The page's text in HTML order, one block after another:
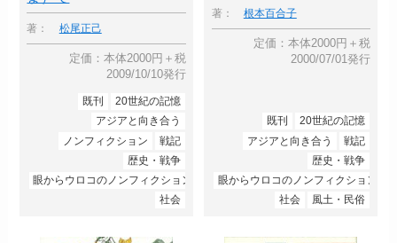
著： 松尾正己
定価：本体2000円＋税
2009/10/10発行
既刊
20世紀の記憶
アジアと向き合う
ノンフィクション
戦記
歴史・戦争
眼からウロコのノンフィクション
社会
著： 根本百合子
定価：本体2000円＋税
2000/07/01発行
既刊
20世紀の記憶
アジアと向き合う
戦記
歴史・戦争
眼からウロコのノンフィクション
社会
風土・民俗